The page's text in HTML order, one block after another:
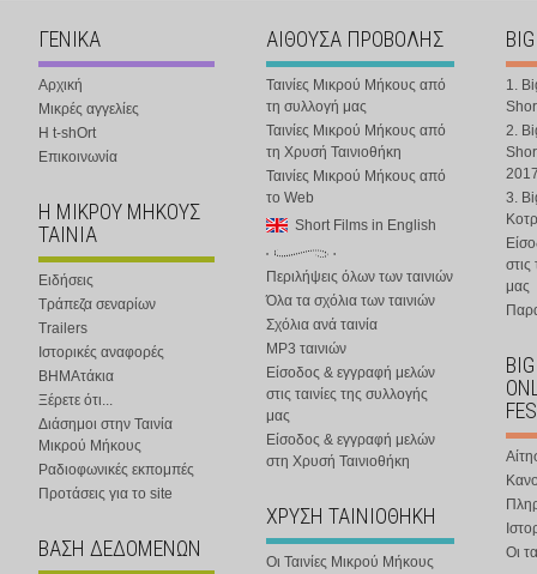
ΓΕΝΙΚΑ
Αρχική
Μικρές αγγελίες
Η t-shOrt
Επικοινωνία
Η ΜΙΚΡΟΥ ΜΗΚΟΥΣ
ΤΑΙΝΙΑ
Ειδήσεις
Τράπεζα σεναρίων
Trailers
Ιστορικές αναφορές
ΒΗΜΑτάκια
Ξέρετε ότι...
Διάσημοι στην Ταινία
Μικρού Μήκους
Ραδιοφωνικές εκπομπές
Προτάσεις για το site
ΒΑΣΗ ΔΕΔΟΜΕΝΩΝ
ΑΙΘΟΥΣΑ ΠΡΟΒΟΛΗΣ
Ταινίες Μικρού Μήκους από
τη συλλογή μας
Ταινίες Μικρού Μήκους από
τη Χρυσή Ταινιοθήκη
Ταινίες Μικρού Μήκους από
το Web
Short Films in English
Περιλήψεις όλων των ταινιών
Όλα τα σχόλια των ταινιών
Σχόλια ανά ταινία
MP3 ταινιών
Είσοδος & εγγραφή μελών
στις ταινίες της συλλογής
μας
Είσοδος & εγγραφή μελών
στη Χρυσή Ταινιοθήκη
ΧΡΥΣΗ ΤΑΙΝΙΟΘΗΚΗ
Οι Ταινίες Μικρού Μήκους
1.
2.
3.
στις
μας
Οι